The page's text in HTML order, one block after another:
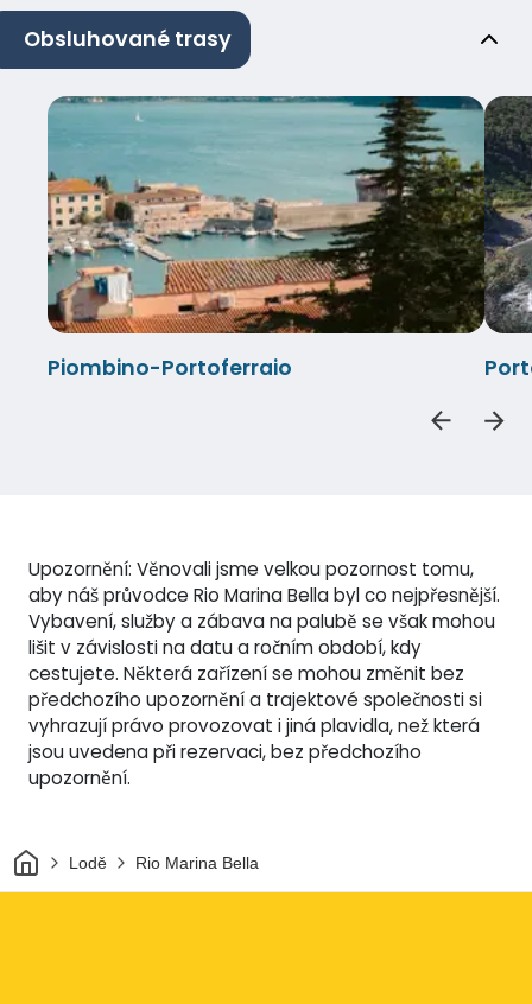
Obsluhované trasy
Piombino-Portoferraio
Upozornění: Věnovali jsme velkou pozornost tomu,
aby náš průvodce Rio Marina Bella byl co nejpřesnější.
Vybavení, služby a zábava na palubě se však mohou
lišit v závislosti na datu a ročním období, kdy
cestujete. Některá zařízení se mohou změnit bez
předchozího upozornění a trajektové společnosti si
vyhrazují právo provozovat i jiná plavidla, než která
jsou uvedena při rezervaci, bez předchozího
upozornění.
DomovLodě Rio Marina Bella